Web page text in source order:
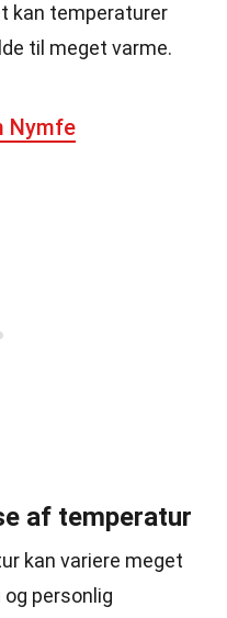
kan temperaturer
til meget varme.
Nymfe
af temperatur
kan variere meget
personlig